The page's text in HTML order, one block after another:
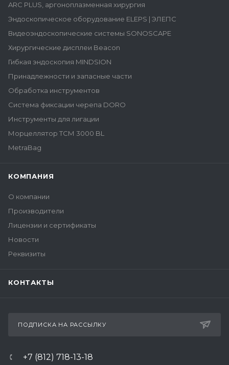
ARC PLUS, аргоноплазменная хирургия
Эндоскопическое оборудование ELEPS | ЭЛЕПС
Видеоэндоскопические системы SONOSCAPE
Хирургические дисплеи Beacon
Гибкая эндоскопия MINDSION
Принадлежности и запасные части
Обработка инструментов
Система фиксации черепа DORO
Инструменты для лигации
Морцеллятор ТСМ 3000 BL
MetraBag
КОМПАНИЯ
О компании
Производители
Лицензии и сертификаты
Новости
Реквизиты
КОНТАКТЫ
ПОДПИСКА НА РАССЫЛКУ
+7 (812) 718-13-18